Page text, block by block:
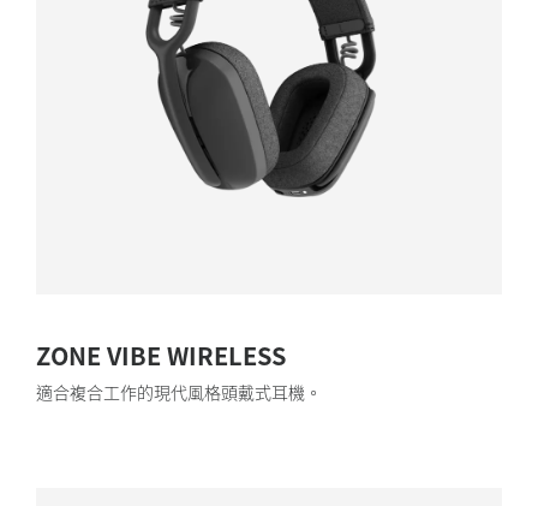
ZONE VIBE WIRELESS
適合複合工作的現代風格頭戴式耳機。